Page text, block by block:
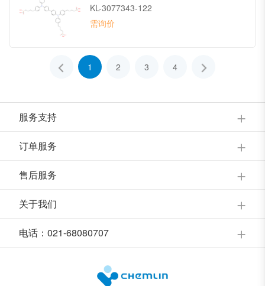
KL-3077343-122
需询价
1 2 3 4
服务支持
订单服务
售后服务
关于我们
电话：021-68080707